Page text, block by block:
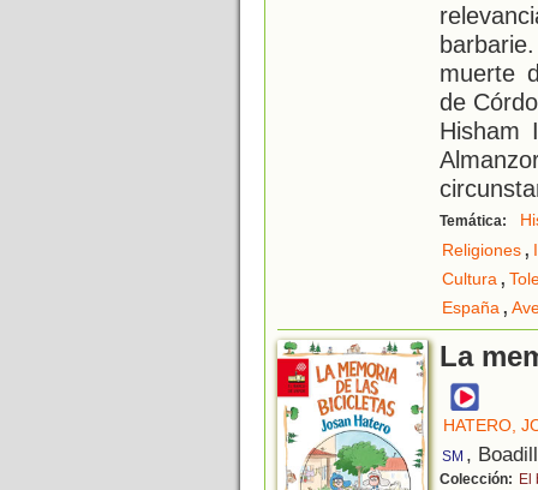
muerte
de
Hisham
Temática:
Religiones,
Cultura,
España,
La
HATERO,
SM ,
Colección: El